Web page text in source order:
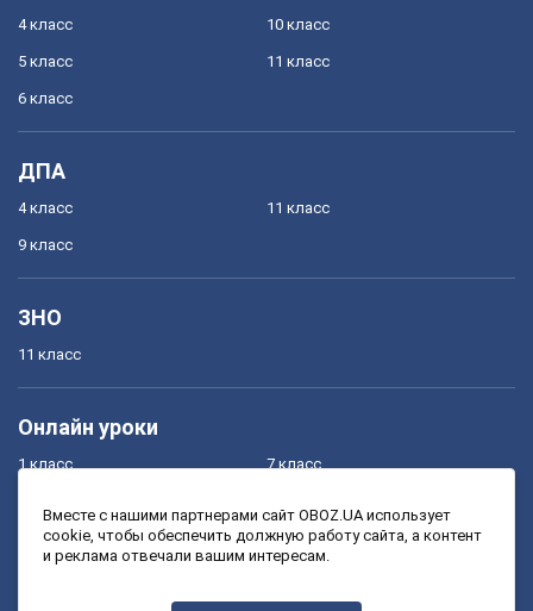
4 класс
5 класс
6 класс
10 класс
11 класс
ДПА
4 класс
9 класс
11 класс
ЗНО
11 класс
Онлайн уроки
1 класс
3 класс
7 класс
9 класс
Вместе с нашими партнерами сайт OBOZ.UA использует
cookie, чтобы обеспечить должную работу сайта, а контент
и реклама отвечали вашим интересам.